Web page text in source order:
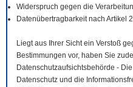
Widerspruch gegen die
Datenübertragbarkeit nach Artikel
Liegt aus Ihrer Sicht ein Verstoß
Bestimmungen vor, haben Sie
Datenschutzaufsichtsbehörde -
Datenschutz und die